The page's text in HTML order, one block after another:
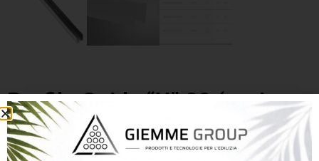
Profilo Guida “U” 28 (sezione
30/28/30) acciaio zincato
6/10